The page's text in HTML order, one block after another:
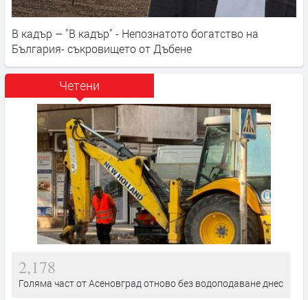
В кадър – "В кадър" - Непознатото богатство на
България- съкровището от Дъбене
Четени
2,178
Голяма част от Асеновград отново без водоподаване днес